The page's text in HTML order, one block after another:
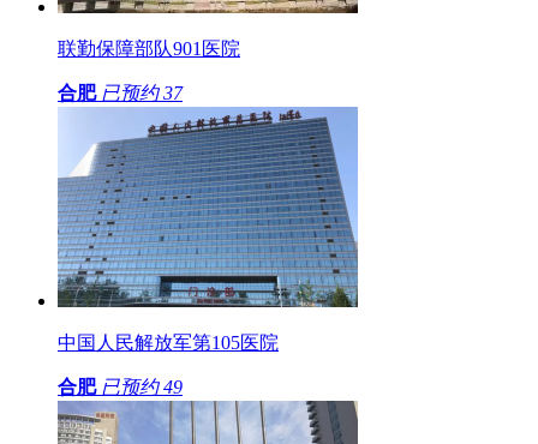
联勤保障部队901医院
合肥 已预约 37
中国人民解放军第105医院
合肥 已预约 49